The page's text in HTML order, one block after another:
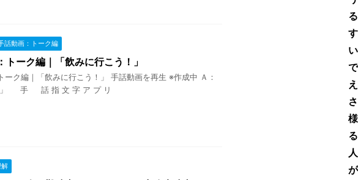
話動画：トーク編
トーク編｜「飲みに行こう！」
ーク編｜「飲みに行こう！」 手話動画を再生 ※作成中 Ａ：
」 手 話 指 文 字 ア プ リ